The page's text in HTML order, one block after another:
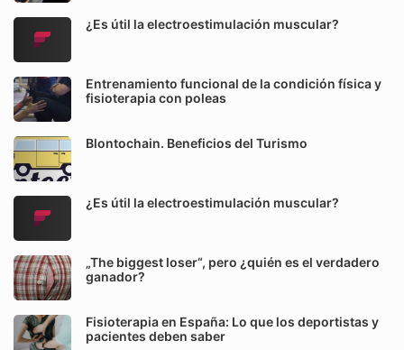
¿Es útil la electroestimulación muscular?
Entrenamiento funcional de la condición física y
fisioterapia con poleas
Blontochain. Beneficios del Turismo
¿Es útil la electroestimulación muscular?
„The biggest loser“, pero ¿quién es el verdadero
ganador?
Fisioterapia en España: Lo que los deportistas y
pacientes deben saber